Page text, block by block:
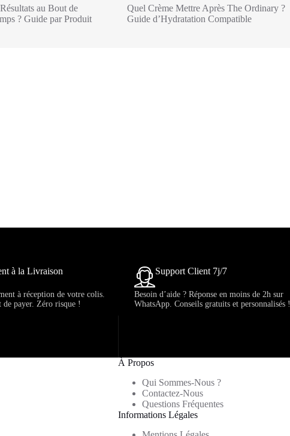
au Bout de
? Guide par Produit
Quel Crème Mettre Après The Ordinary ?
Guide d’Hydratation Compatible
à la Livraison
à réception de votre colis.
payer. Zéro risque !
Support Client 7j/7
Besoin d’aide ? Réponse en moins de 2h sur
WhatsApp. Conseils gratuits et personnalisés !
À Propos
Qui Sommes-Nous ?
Contactez-Nous
Questions Fréquentes
Informations Légales